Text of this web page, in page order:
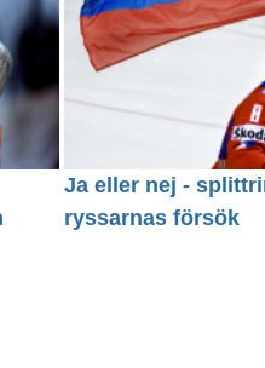
Ja eller nej -
ryssarnas försök